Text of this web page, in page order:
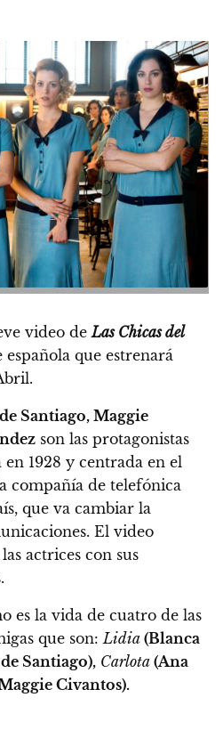
video deLas Chicas del
que estrenará
Santiago, Maggie
son las protagonistas
1928 y centrada en el
compañía de telefónica
que va cambiar la
El video
actrices con sus
es la vida de cuatro de las
que son:Lidia (Blanca
Santiago), Carlota (Ana
Civantos).